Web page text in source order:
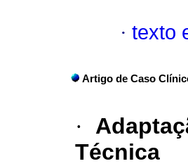
· texto
Artigo de Caso
·
Técnica